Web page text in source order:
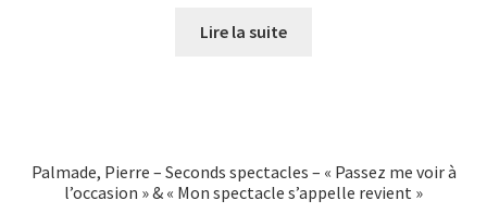
Lire la suite
Palmade, Pierre – Seconds spectacles – « Passez me voir à
l’occasion » & « Mon spectacle s’appelle revient »